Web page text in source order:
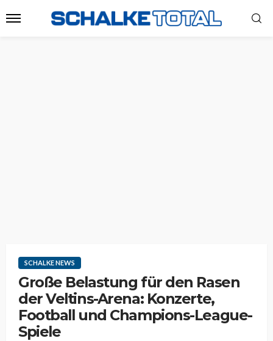
SCHALKE NEWS
Große Belastung für den Rasen
der Veltins-Arena: Konzerte,
Football und Champions-League-
Spiele